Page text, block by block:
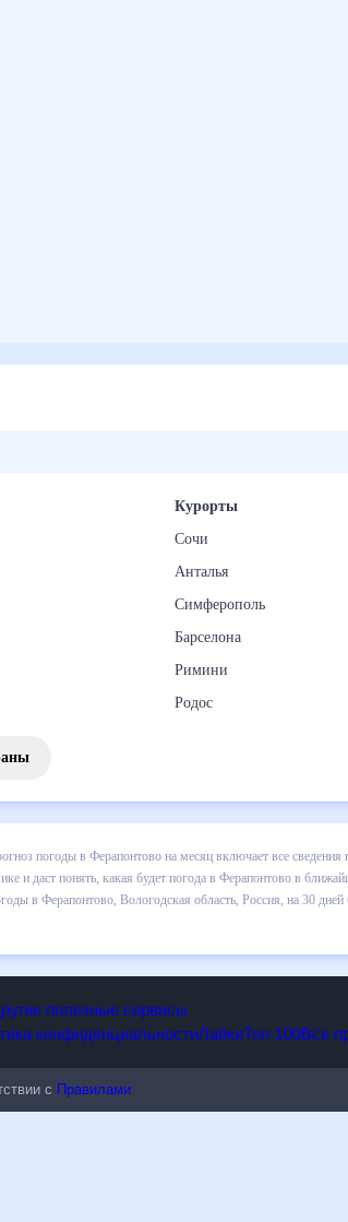
Курорты
Сочи
Анталья
Симферополь
Барселона
Римини
Родос
на 30 дней. Этот прогноз погоды в
визуализация прогноза покажет все
каким изменениям нужно быть готовым и как
Россия, на 30 дней будет полезен всем,
другие полезные сервисы
сПравилами